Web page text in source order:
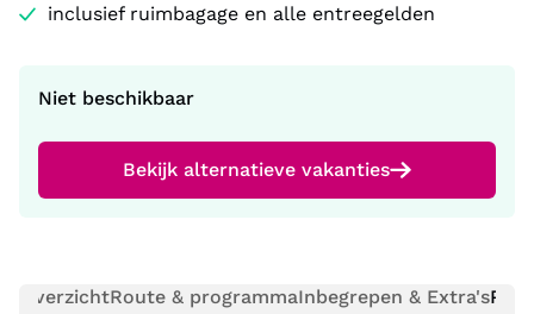
inclusief ruimbagage en alle entreegelden
Niet beschikbaar
Bekijk alternatieve vakanties
OverzichtRoute & programmaInbegrepen & Extra's